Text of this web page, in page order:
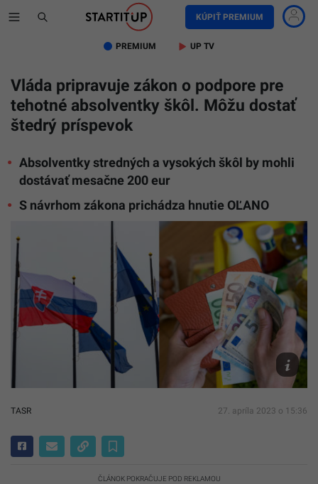
KÚPIŤ PREMIUM
PREMIUM UP TV
Vláda pripravuje zákon o podpore pre
tehotné absolventky škôl. Môžu dostať
štedrý príspevok
Absolventky stredných a vysokých škôl by mohli
dostávať mesačne 200 eur
S návrhom zákona prichádza hnutie OĽANO
TASR/
Novák
TASR/AP,
Hendrik
Schmidt
TASR 27. apríla 2023 o 15:36
ČLÁNOK POKRAČUJE POD REKLAMOU